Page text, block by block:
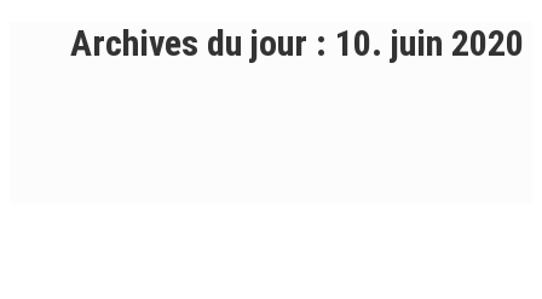
Archives du jour : 10. juin 2020